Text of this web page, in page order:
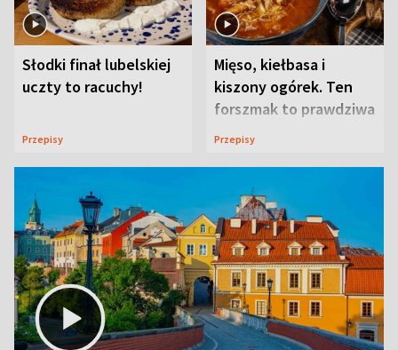
Słodki finał lubelskiej
uczty to racuchy!
Przepisy
Mięso, kiełbasa i
kiszony ogórek. Ten
forszmak to prawdziwa
uczta
Przepisy